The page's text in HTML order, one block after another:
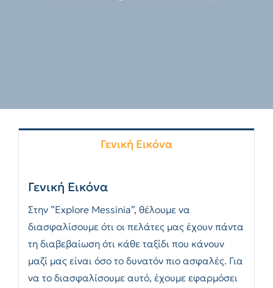
Γενική Εικόνα
Γενική Εικόνα
Στην ”Explore Messinia”, θέλουμε να
διασφαλίσουμε ότι οι πελάτες μας έχουν πάντα
τη διαβεβαίωση ότι κάθε ταξίδι που κάνουν
μαζί μας είναι όσο το δυνατόν πιο ασφαλές. Για
να το διασφαλίσουμε αυτό, έχουμε εφαρμόσει